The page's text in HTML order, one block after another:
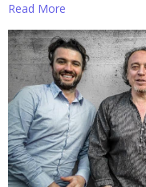
Read More